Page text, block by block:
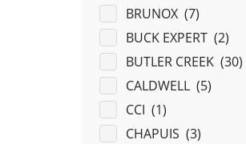
BRUNOX (7)
BUCK EXPERT (2)
BUTLER CREEK (30)
CALDWELL (5)
CCI (1)
CHAPUIS (3)